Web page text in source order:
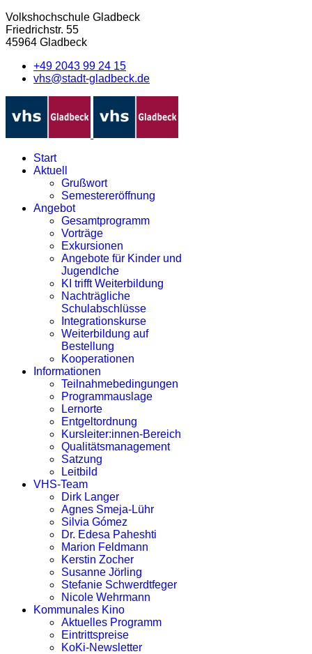
Volkshochschule Gladbeck
Friedrichstr. 55
45964 Gladbeck
+49 2043 99 24 15
vhs@stadt-gladbeck.de
Start
Aktuell
Grußwort
Semestereröffnung
Angebot
Gesamtprogramm
Vorträge
Exkursionen
Angebote für Kinder und
Jugendlche
KI trifft Weiterbildung
Nachträgliche
Schulabschlüsse
Integrationskurse
Weiterbildung auf
Bestellung
Kooperationen
Informationen
Teilnahmebedingungen
Programmauslage
Lernorte
Entgeltordnung
Kursleiter:innen-Bereich
Qualitätsmanagement
Satzung
Leitbild
VHS-Team
Dirk Langer
Agnes Smeja-Lühr
Silvia Gómez
Dr. Edesa Paheshti
Marion Feldmann
Kerstin Zocher
Susanne Jörling
Stefanie Schwerdtfeger
Nicole Wehrmann
Kommunales Kino
Aktuelles Programm
Eintrittspreise
KoKi-Newsletter